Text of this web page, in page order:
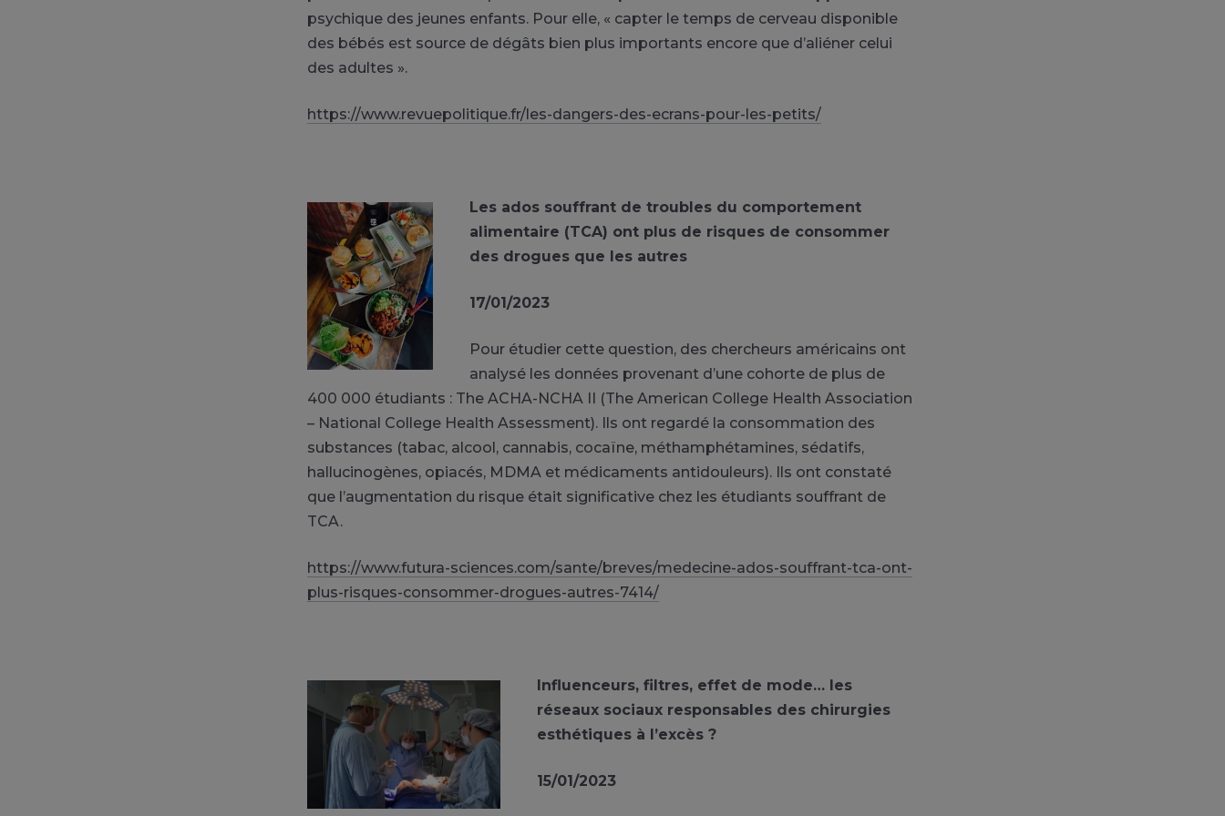
psychique des jeunes enfants. Pour elle, « capter le temps de cerveau disponible
des bébés est source de dégâts bien plus importants encore que d’aliéner celui
des adultes ».
https://www.revuepolitique.fr/les-dangers-des-ecrans-pour-les-petits/
Les ados souffrant de troubles du comportement
alimentaire (TCA) ont plus de risques de consommer
des drogues que les autres
17/01/2023
Pour étudier cette question, des chercheurs américains ont
analysé les données provenant d’une cohorte de plus de
400 000 étudiants : The ACHA-NCHA II (The American College Health Association
– National College Health Assessment). Ils ont regardé la consommation des
substances (tabac, alcool, cannabis, cocaïne, méthamphétamines, sédatifs,
hallucinogènes, opiacés, MDMA et médicaments antidouleurs). Ils ont constaté
que l’augmentation du risque était significative chez les étudiants souffrant de
TCA.
https://www.futura-sciences.com/sante/breves/medecine-ados-souffrant-tca-ont-
plus-risques-consommer-drogues-autres-7414/
Influenceurs, filtres, effet de mode… les
réseaux sociaux responsables des chirurgies
esthétiques à l’excès ?
15/01/2023